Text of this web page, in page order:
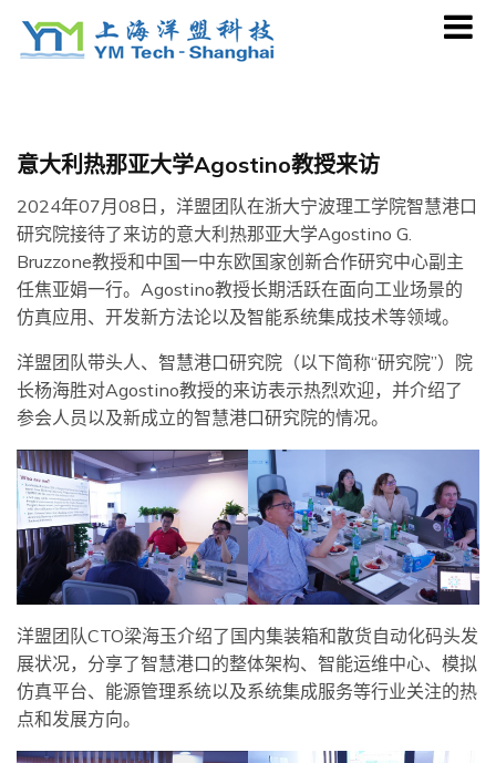
意大利热那亚大学Agostino教授来访
2024年07月08日，洋盟团队在浙大宁波理工学院智慧港口
研究院接待了来访的意大利热那亚大学Agostino G.
Bruzzone教授和中国一中东欧国家创新合作研究中心副主
任焦亚娟一行。Agostino教授长期活跃在面向工业场景的
仿真应用、开发新方法论以及智能系统集成技术等领域。
洋盟团队带头人、智慧港口研究院（以下简称“研究院”）院
长杨海胜对Agostino教授的来访表示热烈欢迎，并介绍了
参会人员以及新成立的智慧港口研究院的情况。
洋盟团队CTO梁海玉介绍了国内集装箱和散货自动化码头发
展状况，分享了智慧港口的整体架构、智能运维中心、模拟
仿真平台、能源管理系统以及系统集成服务等行业关注的热
点和发展方向。